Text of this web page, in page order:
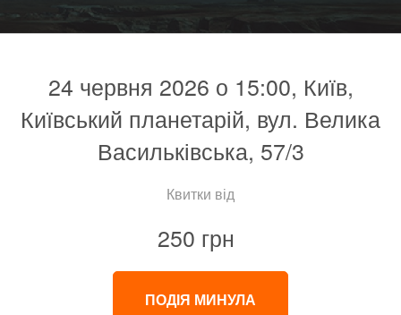
24 червня 2026 о 15:00, Київ,
Київський планетарій, вул. Велика
Васильківська, 57/3
Квитки від
250 грн
ПОДІЯ МИНУЛА